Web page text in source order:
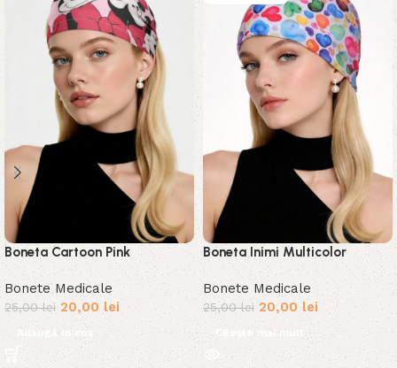
Boneta Cartoon Pink
Bonete Medicale
25,00lei 20,00 lei
Adaugă în coș
Boneta Inimi Multicolor
Bonete Medicale
25,00lei 20,00 lei
Citește mai mult